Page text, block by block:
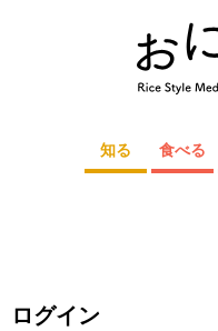
知る 食べる
ログイン